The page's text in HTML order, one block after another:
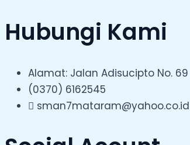
Hubungi Kami
Alamat: Jalan Adisucipto No.
(0370) 6162545
sman7mataram@yahoo.co.id